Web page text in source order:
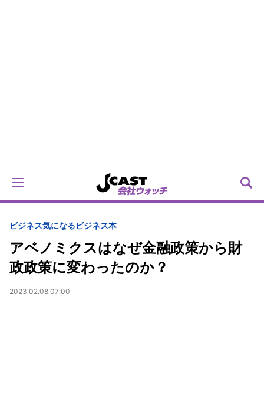
ビジネス気になるビジネス本
アベノミクスはなぜ金融政策から財
政政策に変わったのか？
2023.02.08 07:00